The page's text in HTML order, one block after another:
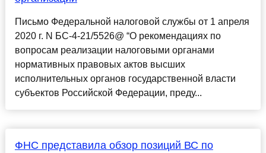
Письмо Федеральной налоговой службы от 1 апреля
2020 г. N БС-4-21/5526@ “О рекомендациях по
вопросам реализации налоговыми органами
нормативных правовых актов высших
исполнительных органов государственной власти
субъектов Российской Федерации, преду...
ФНС представила обзор позиций ВС по